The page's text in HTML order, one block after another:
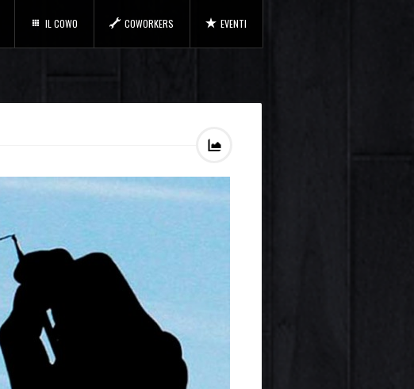
IL COWO COWORKERS EVENTI